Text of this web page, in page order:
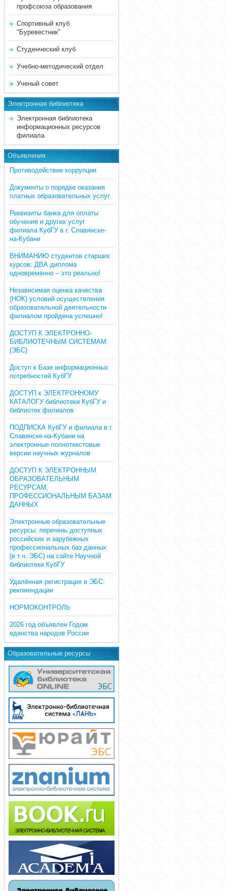
профсоюза образования
Спортивный клуб
"Буревестник"
Студенческий клуб
Учебно-методический отдел
Ученый совет
Электронная библиотека
Электронная библиотека
информационных ресурсов
филиала
Объявления
Противодействие коррупции
Документы о порядке оказания
платных образовательных услуг
Реквизиты банка для оплаты
обучения и других услуг
филиала КубГУ в г. Славянске-
на-Кубани
ВНИМАНИЮ студентов старших
курсов: ДВА диплома
одновременно – это реально!
Независимая оценка качества
(НОК) условий осуществления
образовательной деятельности
филиалом пройдена успешно!
ДОСТУП К ЭЛЕКТРОННО-
БИБЛИОТЕЧНЫМ СИСТЕМАМ
(ЭБС)
Доступ к Базе информационных
потребностей КубГУ
ДОСТУП к ЭЛЕКТРОННОМУ
КАТАЛОГУ библиотеки КубГУ и
библиотек филиалов
ПОДПИСКА КубГУ и филиала в г.
Славянске-на-Кубани на
электронные полнотекстовые
версии научных журналов
ДОСТУП К ЭЛЕКТРОННЫМ
ОБРАЗОВАТЕЛЬНЫМ
РЕСУРСАМ,
ПРОФЕССИОНАЛЬНЫМ БАЗАМ
ДАННЫХ
Электронные образовательные
ресурсы: перечень доступных
российских и зарубежных
профессиональных баз данных
(в т.ч. ЭБС) на сайте Научной
библиотеки КубГУ
Удалённая регистрация в ЭБС:
рекомендации
НОРМОКОНТРОЛЬ
2026 год объявлен Годом
единства народов России
Образовательные ресурсы